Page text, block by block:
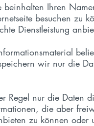
Ihren
besuchen
Dienstleistung
wir nur die
nur die Daten
die aber
zu können oder